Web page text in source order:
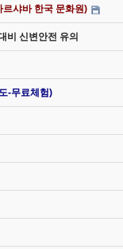
르샤바 한국 문화원)
비 신변안전 유의
-무료체험)